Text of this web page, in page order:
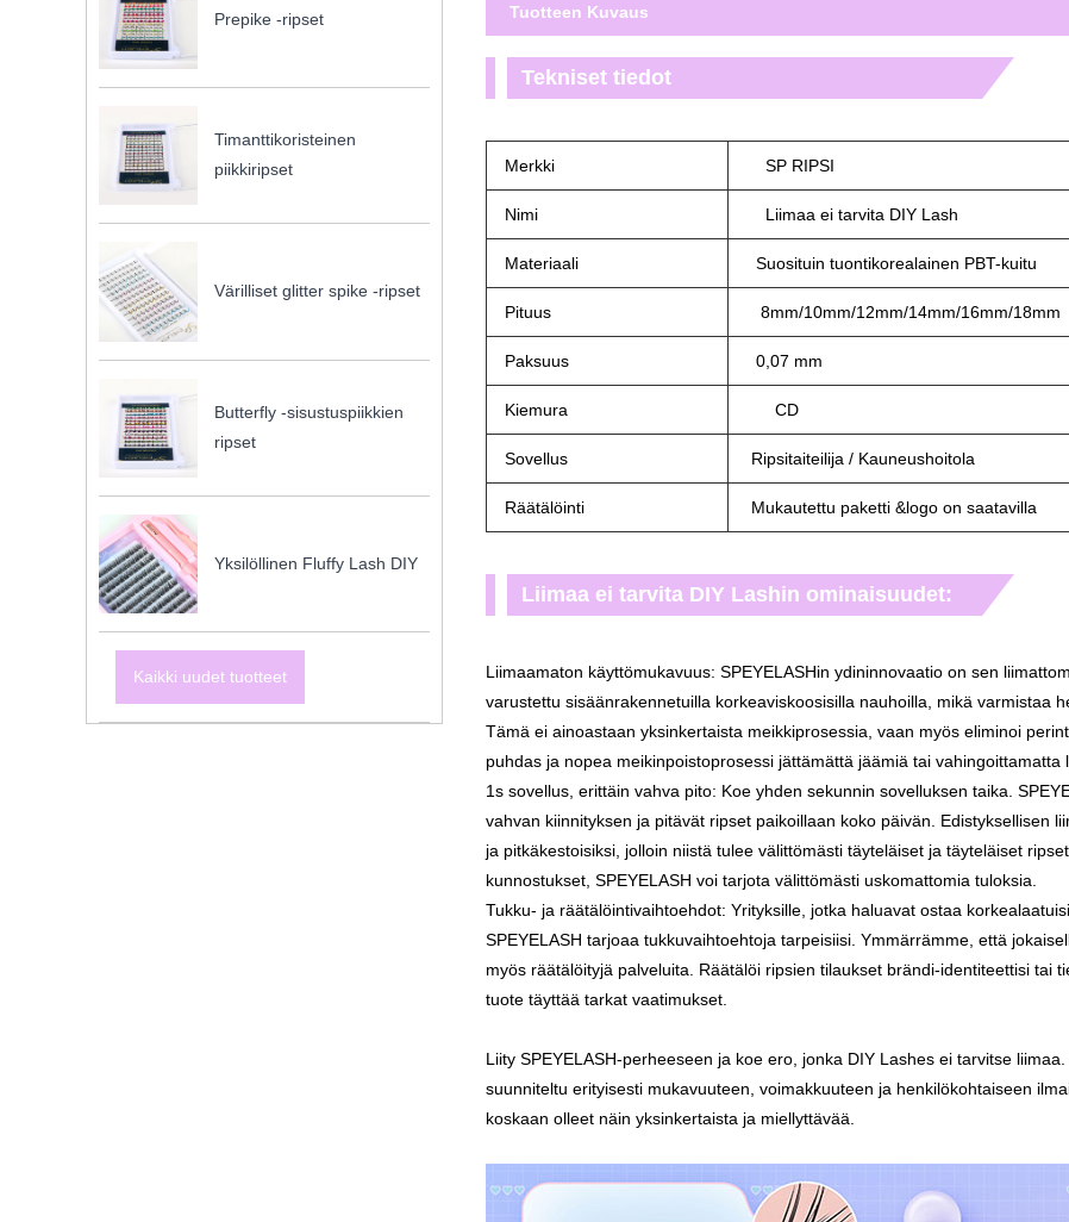
Prepike -ripset
Timanttikoristeinen
piikkiripset
Värilliset glitter spike -ripset
Butterfly -sisustuspiikkien
ripset
Yksilöllinen Fluffy Lash DIY
Kaikki uudet tuotteet
Tuotteen Kuvaus
Tekniset tiedot
Merkki SP RIPSI
Nimi Liimaa ei tarvita DIY Lash
Materiaali Suosituin tuontikorealainen PBT-kuitu
Pituus 8mm/10mm/12mm/14mm/16mm/18mm
Paksuus 0,07 mm
Kiemura CD
Sovellus Ripsitaiteilija / Kauneushoitola
Räätälöinti Mukautettu paketti &logo on saatavilla
Liimaa ei tarvita DIY Lashin ominaisuudet:
Liimaamaton käyttömukavuus: SPEYELASHin ydininnovaatio on sen
varustettu sisäänrakennetuilla korkeaviskoosisilla nauhoilla, mikä varmistaa
Tämä ei ainoastaan ​​yksinkertaista meikkiprosessia, vaan myös eliminoi
puhdas ja nopea meikinpoistoprosessi jättämättä jäämiä tai vahingoittamatta
1s sovellus, erittäin vahva pito: Koe yhden sekunnin sovelluksen taika.
vahvan kiinnityksen ja pitävät ripset paikoillaan koko päivän. Edistyksellisen
ja pitkäkestoisiksi, jolloin niistä tulee välittömästi täyteläiset ja täyteläiset
kunnostukset, SPEYELASH voi tarjota välittömästi uskomattomia tuloksia.
Tukku- ja räätälöintivaihtoehdot: Yrityksille, jotka haluavat ostaa
SPEYELASH tarjoaa tukkuvaihtoehtoja tarpeisiisi. Ymmärrämme, että
myös räätälöityjä palveluita. Räätälöi ripsien tilaukset brändi-identiteettisi tai
tuote täyttää tarkat vaatimukset.
Liity SPEYELASH-perheeseen ja koe ero, jonka DIY Lashes ei tarvitse
suunniteltu erityisesti mukavuuteen, voimakkuuteen ja henkilökohtaiseen
koskaan olleet näin yksinkertaista ja miellyttävää.